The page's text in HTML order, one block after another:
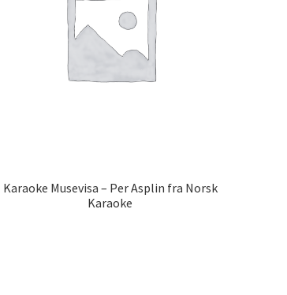
Karaoke Musevisa – Per Asplin fra Norsk
Karaoke